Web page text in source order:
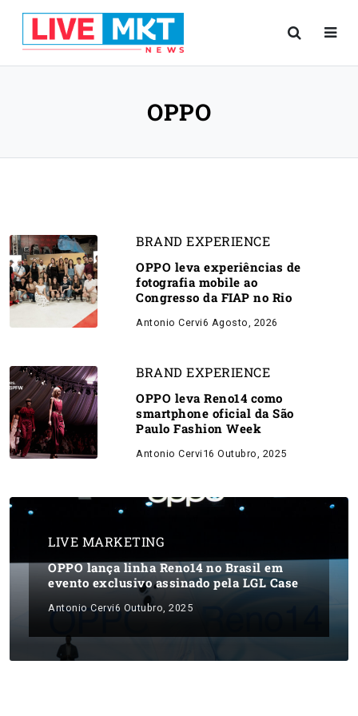
OPPO
BRAND EXPERIENCE
OPPO leva experiências de
fotografia mobile ao
Congresso da FIAP no Rio
Antonio Cervi6 Agosto, 2026
BRAND EXPERIENCE
OPPO leva Reno14 como
smartphone oficial da São
Paulo Fashion Week
Antonio Cervi 16 Outubro, 2025
LIVE MARKETING
OPPO lança linha Reno14 no Brasil em
evento exclusivo assinado pela LGL Case
Antonio Cervi6 Outubro, 2025